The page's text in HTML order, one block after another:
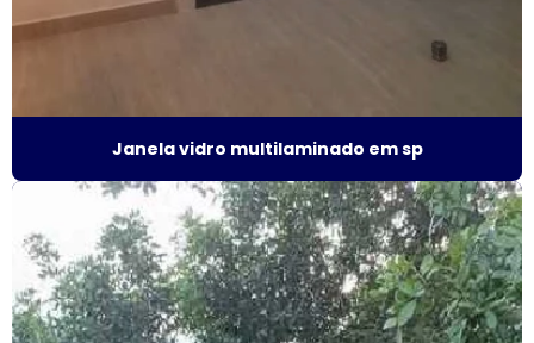
Esquadrias de alumínio janelas e portas
Esquadrias de alumínio maxim ar
Esquadrias de alumínio sob medida
Esquadrias de alumínio sob medida preço
Esquadrias de alumínio sob medida são paulo
Janela vidro multilaminado em sp